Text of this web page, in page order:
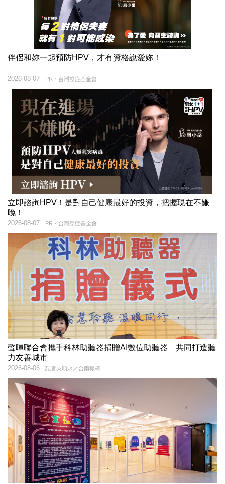
伴侶和妳一起預防HPV，才有資格說愛妳！
PR・台灣癌症基金會
2026-08-07
立即諮詢HPV！是對自己健康最好的投資，把握現在不嫌
晚！
PR・台灣癌症基金會
2026-08-07
聲暉聯合會攜手科林助聽器捐贈AI數位助聽器 共同打造聽
力友善城市
記者吳順永／台南報導
2026-08-06